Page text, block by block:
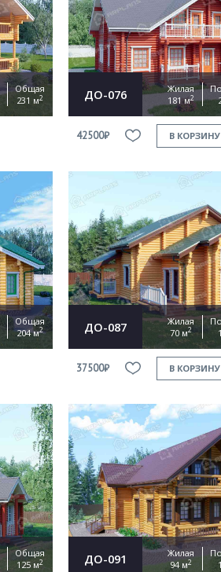
Общая
231 м2 ДО-076
Жилая
181 м2
42500₽ В КОРЗИНУ
Общая
204 м2 ДО-087
Жилая
70 м2
37500₽ В КОРЗИНУ
Общая
125 м2 ДО-091
Жилая
94 м2